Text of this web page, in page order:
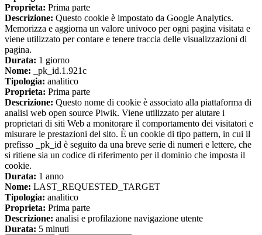
Proprieta: Prima parte
Descrizione: Questo cookie è impostato da Google Analytics.
Memorizza e aggiorna un valore univoco per ogni pagina visitata e
viene utilizzato per contare e tenere traccia delle visualizzazioni di
pagina.
Durata: 1 giorno
Nome: _pk_id.1.921c
Tipologia: analitico
Proprieta: Prima parte
Descrizione: Questo nome di cookie è associato alla piattaforma di
analisi web open source Piwik. Viene utilizzato per aiutare i
proprietari di siti Web a monitorare il comportamento dei visitatori e
misurare le prestazioni del sito. È un cookie di tipo pattern, in cui il
prefisso _pk_id è seguito da una breve serie di numeri e lettere, che
si ritiene sia un codice di riferimento per il dominio che imposta il
cookie.
Durata: 1 anno
Nome: LAST_REQUESTED_TARGET
Tipologia: analitico
Proprieta: Prima parte
Descrizione: analisi e profilazione navigazione utente
Durata: 5 minuti